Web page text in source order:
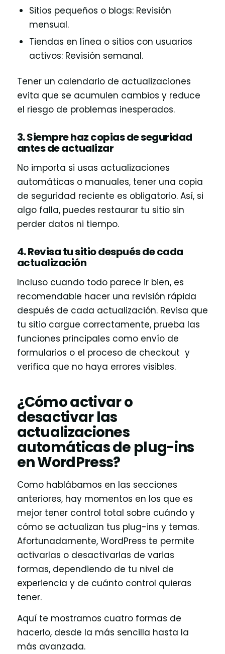
Sitios pequeños o blogs: Revisión
mensual.
Tiendas en línea o sitios con usuarios
activos: Revisión semanal.
Tener un calendario de actualizaciones
evita que se acumulen cambios y reduce
el riesgo de problemas inesperados.
3. Siempre haz copias de seguridad
antes de actualizar
No importa si usas actualizaciones
automáticas o manuales, tener una copia
de seguridad reciente es obligatorio. Así, si
algo falla, puedes restaurar tu sitio sin
perder datos ni tiempo.
4. Revisa tu sitio después de cada
actualización
Incluso cuando todo parece ir bien, es
recomendable hacer una revisión rápida
después de cada actualización. Revisa que
tu sitio cargue correctamente, prueba las
funciones principales como envío de
formularios o el proceso de checkout y
verifica que no haya errores visibles.
¿Cómo activar o
desactivar las
actualizaciones
automáticas de plug-ins
en WordPress?
Como hablábamos en las secciones
anteriores, hay momentos en los que es
mejor tener control total sobre cuándo y
cómo se actualizan tus plug-ins y temas.
Afortunadamente, WordPress te permite
activarlas o desactivarlas de varias
formas, dependiendo de tu nivel de
experiencia y de cuánto control quieras
tener.
Aquí te mostramos cuatro formas de
hacerlo, desde la más sencilla hasta la
más avanzada.